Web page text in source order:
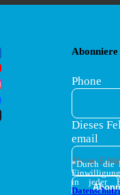
Abonniere
Phone
Dieses
email
*Durch die
in jeder